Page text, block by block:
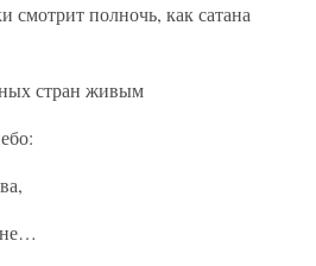
смотрит полночь, как сатана
стран живым